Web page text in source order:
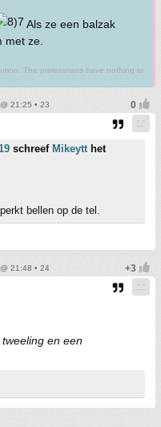
Als ze een balzak
met ze.
The proletarians have nothing to
21:25 • 23
schreef Mikeytt het
bellen op de tel.
21:48 • 24
en een